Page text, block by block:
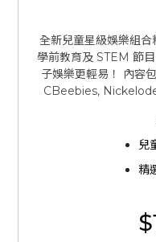
全新兒童星級娛樂組合
學前教育及 STEM 節
子娛樂更輕易！ 內
CBeebies,
兒
精